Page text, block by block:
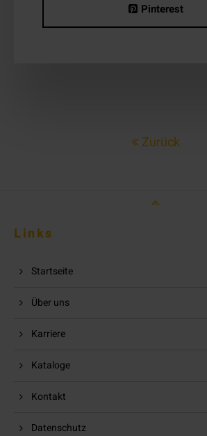
Pinterest
Zurück
Links
Startseite
Über uns
Karriere
Kataloge
Kontakt
Datenschutz